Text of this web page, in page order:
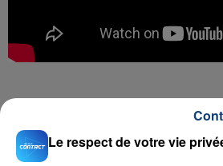
Le respect de votre vie